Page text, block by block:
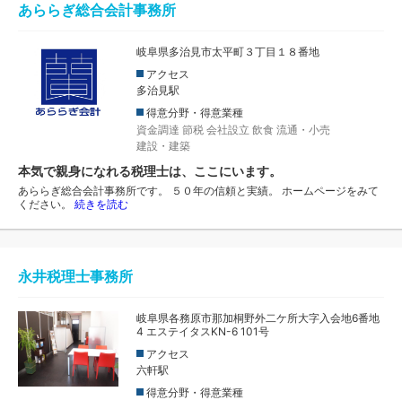
あららぎ総合会計事務所
岐阜県多治見市太平町３丁目１８番地
アクセス
多治見駅
得意分野・得意業種
資金調達 節税 会社設立 飲食 流通・小売
建設・建築
本気で親身になれる税理士は、ここにいます。
あららぎ総合会計事務所です。 ５０年の信頼と実績。 ホームページをみて
ください。 続きを読む
永井税理士事務所
岐阜県各務原市那加桐野外二ケ所大字入会地6番地
4 エステイタスKN-6 101号
アクセス
六軒駅
得意分野・得意業種